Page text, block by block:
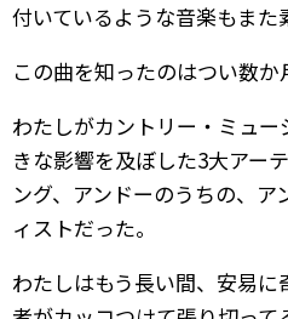
付いているような音楽もまた
この曲を知ったのはつい数か
わたしがカントリー・ミュ
きな影響を及ぼした3大アー
ング、アンドーのうちの、
ィストだった。
わたしはもう長い間、安易